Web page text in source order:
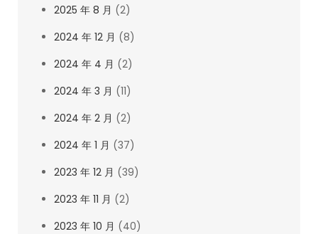
2025 年 8 月 (2)
2024 年 12 月 (8)
2024 年 4 月 (2)
2024 年 3 月 (11)
2024 年 2 月 (2)
2024 年 1 月 (37)
2023 年 12 月 (39)
2023 年 11 月 (2)
2023 年 10 月 (40)